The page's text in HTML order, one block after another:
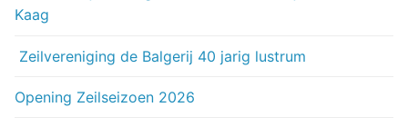
Kaag
Zeilvereniging de Balgerij 40 jarig lustrum
Opening Zeilseizoen 2026